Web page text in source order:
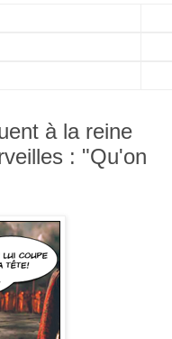
à la reine
: "Qu'on